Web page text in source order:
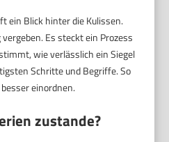
ein Blick hinter die Kulissen.
Es steckt ein Prozess
wie verlässlich ein Siegel
Schritte und Begriffe. So
einordnen.
zustande?